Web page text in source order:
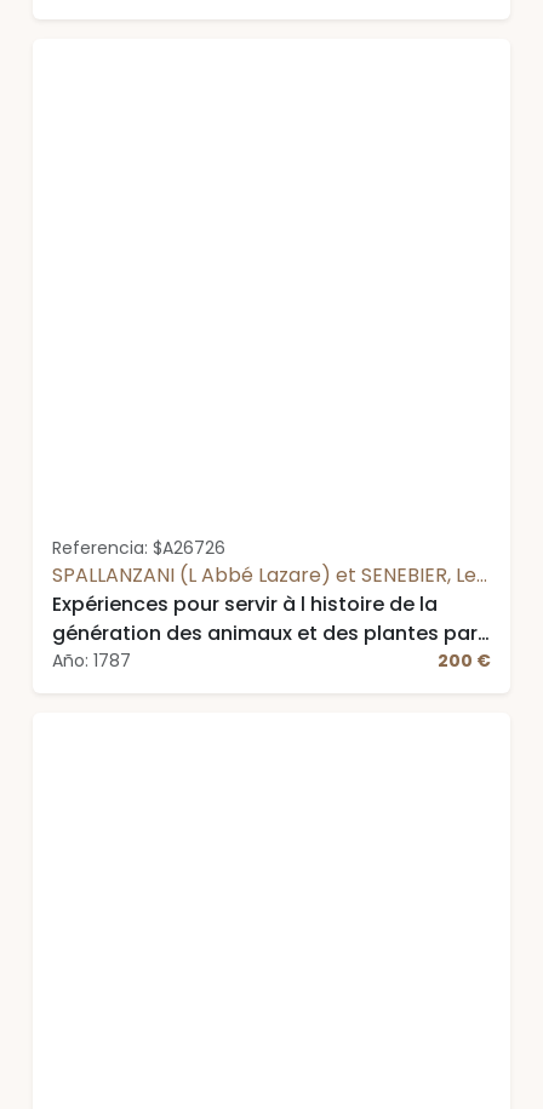
Referencia: $A26726
SPALLANZANI (L Abbé Lazare) et SENEBIER, Le
Pasteur Jean
Expériences pour servir à l histoire de la
génération des animaux et des plantes par
.... Avec une ébauche de l histoire des tres
organisés avant leur fécondation par ....
Año: 1787 200 €